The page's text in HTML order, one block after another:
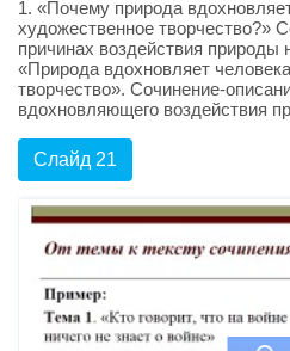
1. «Почему природа
художественное творчество?»
причинах воздействия природы
«Природа вдохновляет
творчество». Сочинение-
вдохновляющего воздействия
Слайд 21